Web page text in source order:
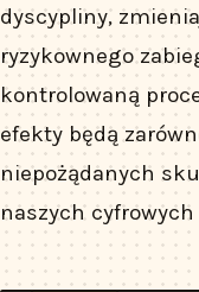
dyscypliny,
ryzykownego
kontrolowaną
efekty będą
niepożądanych
naszych